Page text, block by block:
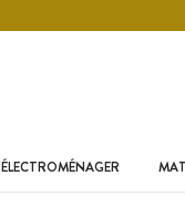
ÉLECTROMÉNAGER